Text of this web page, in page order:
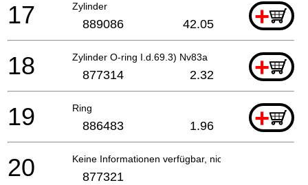
Zylinder +
17 889086 42.05
Zylinder O-ring I.d.69.3) Nv83a +
18 877314 2.32
Ring +
19 886483 1.96
Keine Informationen verfügbar, nicht bestellbar
20 877321